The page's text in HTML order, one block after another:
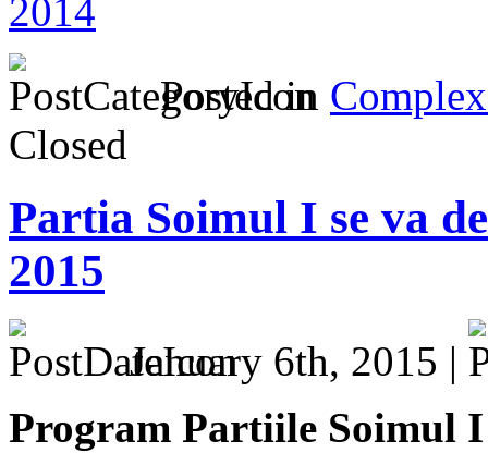
Posted in
Closed
Partia Soimul I se va
2015
January 6th, 2015 |
Program Partiile Soimul